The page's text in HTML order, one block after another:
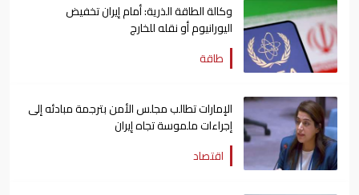
وكالة الطاقة الذرية: أمام إيران تخفيض
اليورانيوم أو نقله للخارج
طاقة
الإمارات تطالب مجلس الأمن بترجمة مبادئه إلى
إجراءات ملموسة تجاه إيران
اقتصاد